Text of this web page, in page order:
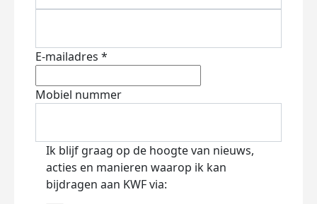
E-mailadres *
Mobiel nummer
Ik blijf graag op de hoogte van nieuws,
acties en manieren waarop ik kan
bijdragen aan KWF via: